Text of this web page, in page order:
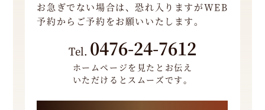
お急ぎでない場合は、恐れ入りますがWEB
予約からご予約をお願いいたします。
Tel. 0476-24-7612
ホームページを見たとお伝え
いただけるとスムーズです。